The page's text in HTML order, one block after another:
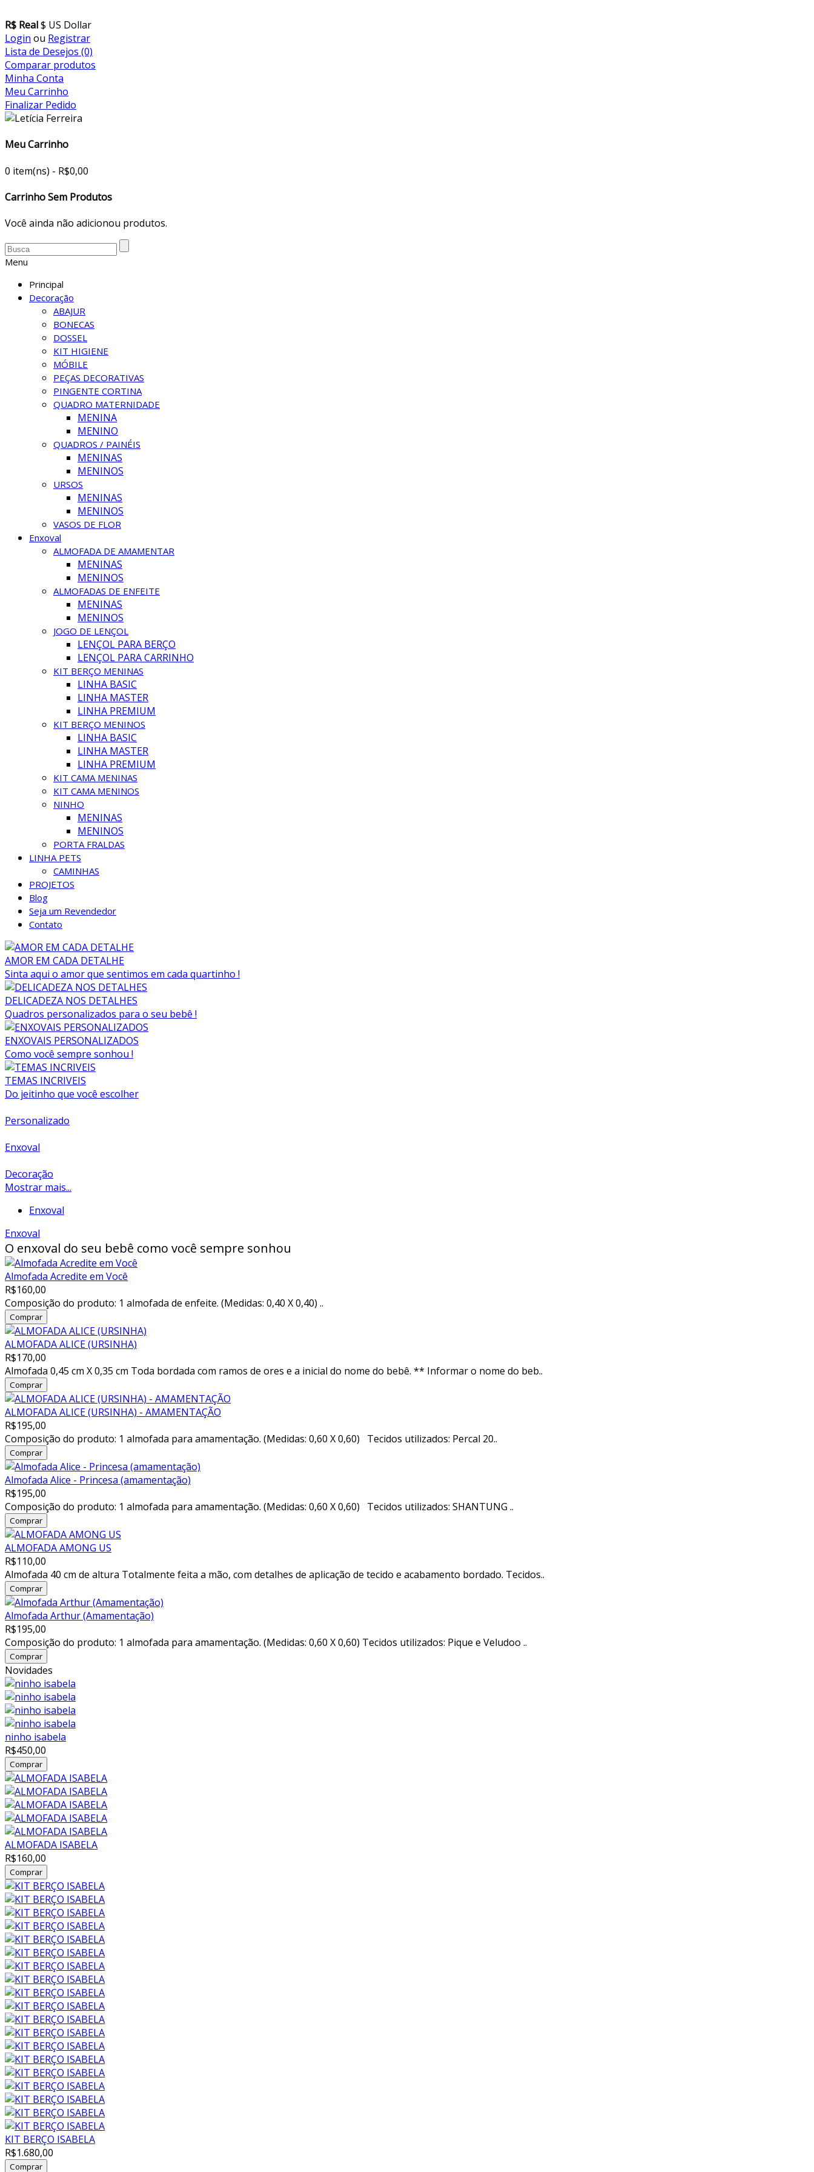
R$ Real$ US Dollar
Login ou Registrar
Lista de Desejos (0)
Comparar produtos
Minha Conta
Meu Carrinho
Finalizar Pedido
Meu Carrinho
0 item(ns) - R$0,00
Carrinho Sem Produtos
Você ainda não adicionou produtos.
Menu
Principal
Decoração
ABAJUR
BONECAS
DOSSEL
KIT HIGIENE
MÓBILE
PEÇAS DECORATIVAS
PINGENTE CORTINA
QUADRO MATERNIDADE
MENINA
MENINO
QUADROS / PAINÉIS
MENINAS
MENINOS
URSOS
MENINAS
MENINOS
VASOS DE FLOR
Enxoval
ALMOFADA DE AMAMENTAR
MENINAS
MENINOS
ALMOFADAS DE ENFEITE
MENINAS
MENINOS
JOGO DE LENÇOL
LENÇOL PARA BERÇO
LENÇOL PARA CARRINHO
KIT BERÇO MENINAS
LINHA BASIC
LINHA MASTER
LINHA PREMIUM
KIT BERÇO MENINOS
LINHA BASIC
LINHA MASTER
LINHA PREMIUM
KIT CAMA MENINAS
KIT CAMA MENINOS
NINHO
MENINAS
MENINOS
PORTA FRALDAS
LINHA PETS
CAMINHAS
PROJETOS
Blog
Seja um Revendedor
Contato
AMOR EM CADA DETALHE
Sinta aqui o amor que sentimos em cada quartinho !
DELICADEZA NOS DETALHES
Quadros personalizados para o seu bebê !
ENXOVAIS PERSONALIZADOS
Como você sempre sonhou !
TEMAS INCRIVEIS
Do jeitinho que você escolher
Personalizado
Enxoval
Decoração
Mostrar mais...
Enxoval
Enxoval
O enxoval do seu bebê como você sempre sonhou
Almofada Acredite em Você
R$160,00
Composição do produto: 1 almofada de enfeite. (Medidas: 0,40 X 0,40) ..
ALMOFADA ALICE (URSINHA)
R$170,00
Almofada 0,45 cm X 0,35 cm Toda bordada com ramos de flores e a inicial do nome do bebê. ** Informar o nome do beb..
ALMOFADA ALICE (URSINHA) - AMAMENTAÇÃO
R$195,00
Composição do produto: 1 almofada para amamentação. (Medidas: 0,60 X 0,60) Tecidos utilizados: Percal 20..
Almofada Alice - Princesa (amamentação)
R$195,00
Composição do produto: 1 almofada para amamentação. (Medidas: 0,60 X 0,60) Tecidos utilizados: SHANTUNG ..
ALMOFADA AMONG US
R$110,00
Almofada 40 cm de altura Totalmente feita a mão, com detalhes de aplicação de tecido e acabamento bordado. Tecidos..
Almofada Arthur (Amamentação)
R$195,00
Composição do produto: 1 almofada para amamentação. (Medidas: 0,60 X 0,60) Tecidos utilizados: Pique e Veludoo ..
Novidades
ninho isabela
R$450,00
ALMOFADA ISABELA
R$160,00
KIT BERÇO ISABELA
R$1.680,00